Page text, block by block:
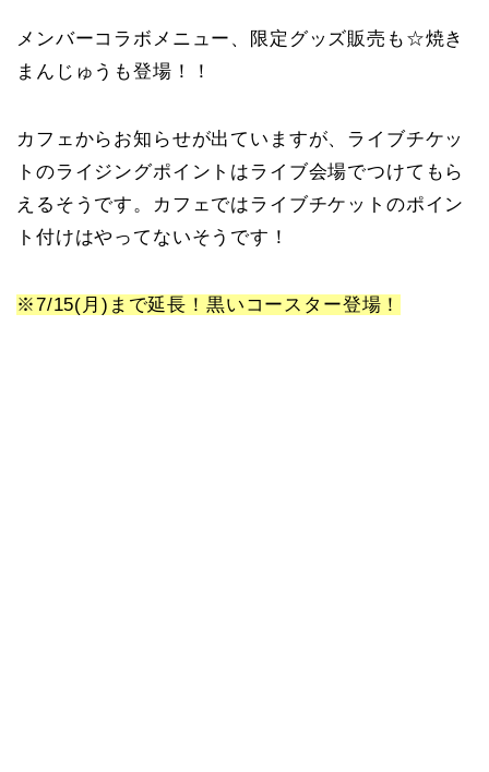
メンバーコラボメニュー、限定グッズ販売も☆焼き
まんじゅうも登場！！
カフェからお知らせが出ていますが、ライブチケッ
トのライジングポイントはライブ会場でつけてもら
えるそうです。カフェではライブチケットのポイン
ト付けはやってないそうです！
※7/15(月)まで延長！黒いコースター登場！